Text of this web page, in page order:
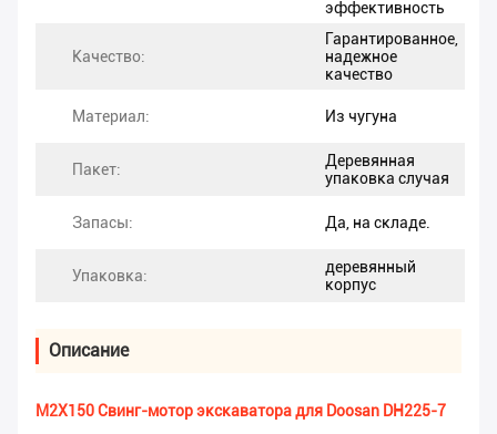
эффективность
Качество:
Гарантированное,
надежное
качество
Материал: Из чугуна
Пакет:
Деревянная
упаковка случая
Запасы: Да, на складе.
Упаковка:
деревянный
корпус
Описание
M2X150 Свинг-мотор экскаватора для Doosan DH225-7